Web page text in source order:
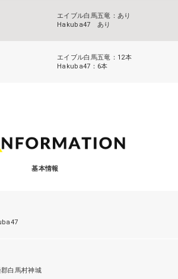
エイブル白馬五竜：あり
Hakuba47 あり
エイブル白馬五竜：12本
Hakuba47：6本
基本情報
白馬村神城